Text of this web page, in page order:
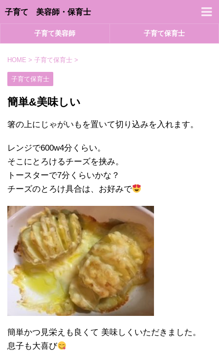
子育て 美容師・保育士
子育て美容師 子育て保育士
HOME > 子育て保育士 >
子育て保育士
簡単&美味しい
箸の上にじゃがいもを置いて切り込みを入れます。
レンジで600w4分くらい。
そこにとろけるチーズを挟み。
トースターで7分くらいかな？
チーズのとろけ具合は、お好みで
簡単かつ見栄えも良くて 美味しくいただきました。
息子も大喜び